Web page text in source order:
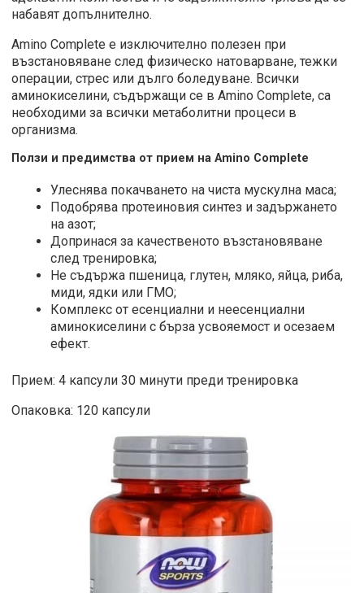
набавят допълнително.
Amino Complete е изключително полезен при
възстановяване след физическо натоварване, тежки
операции, стрес или дълго боледуване. Всички
аминокиселини, съдържащи се в Amino Complete, са
необходими за всички метаболитни процеси в
организма.
Ползи и предимства от прием на Amino Complete
Улеснява покачването на чиста мускулна маса;
Подобрява протеиновия синтез и задържането
на азот;
Допринася за качественото възстановяване
след тренировка;
Не съдържа пшеница, глутен, мляко, яйца, риба,
миди, ядки или ГМО;
Комплекс от есенциални и неесенциални
аминокиселини с бърза усвояемост и осезаем
ефект.
Прием: 4 капсули 30 минути преди тренировка
Опаковка: 120 капсули